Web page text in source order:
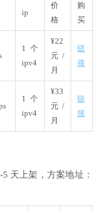
ip
价
格
购
买
1个
ipv4
¥22
元/
月
链
接
1个
ipv4
¥33
元/
月
链
接
天上架，方案地址：